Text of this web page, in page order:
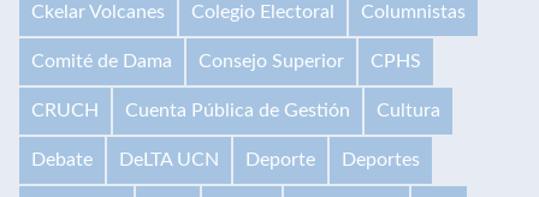
Ckelar Volcanes Colegio Electoral Columnistas
Comité de Dama Consejo Superior CPHS
CRUCH Cuenta Pública de Gestión Cultura
Debate DeLTA UCN Deporte Deportes